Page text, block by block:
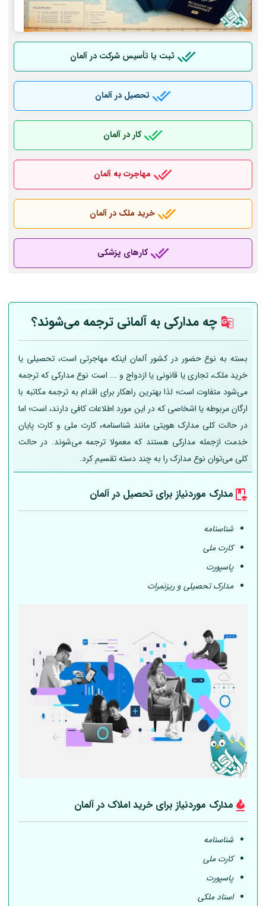
ثبت یا تأسیس شرکت در آلمان
تحصیل در آلمان
کار در آلمان
مهاجرت به آلمان
خرید ملک در آلمان
کارهای پزشکی
چه مدارکی بهآلمانی ترجمه می‌شوند؟
بسته به نوع حضور در کشور آلمان اینکه مهاجرتی است، تحصیلی یا
خرید ملک، تجاری یا قانونی یا ازدواج و ... است نوع مدارکی که ترجمه
می‌شود متفاوت است؛ لذا بهترین راهکار برای اقدام به ترجمه مکاتبه با
ارگان مربوطه یا اشخاصی که در این مورد اطلاعات کافی دارند، است؛ اما
در حالت کلی مدارک هویتی مانند شناسنامه، کارت ملی و کارت پایان
خدمت ازجمله مدارکی هستند که معمولا ترجمه می‌شوند. در حالت
کلی می‌توان نوع مدارک را به چند دسته تقسیم کرد.
مدارک موردنیاز برای تحصیل درآلمان
شناسنامه
کارت ملی
پاسپورت
مدارک تحصیلی و ریزنمرات
مدارک موردنیاز برای خرید املاک درآلمان
شناسنامه
کارت ملی
پاسپورت
اسناد ملکی